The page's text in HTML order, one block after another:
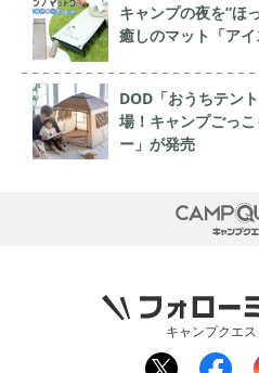
キャンプの夜を”ほ
癒しのマット「ア
DOD「おうちテン
場！キャンプごっ
ー」が発売
CAMP
キャンプクエ
twit fac